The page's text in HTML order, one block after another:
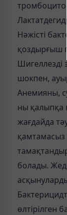
Нәжісті
қоздырғыш
Шигеллезді
шокпен,
Анемияны,
ны қалыпқа
жағдайда
қамтамасыз
болады.
өлтірілген